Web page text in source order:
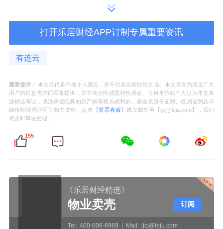
反映半导体核心产业上市公司证券的整体表
现。
数据显示，截至2025年5月30日，中证半导体
产业指数(931865)前十大权重股分别为
创(002371)、中微公司(688012)、中芯国际
(688981)、海光信息(688041)、豪威集团
(603501)、南大光电(300346)、华海清科
(300604)、安集科技
(688019)，前十大权重股
（文中个股仅作示例，不构成实际投资建议。
基金有风险，投资需谨慎。）
打开乐居财经APP订制专属重要资讯
有连云
重要提示： 本文仅代表作者个人观点，并不代表乐居财经立场。本文旨在为满足广大
用户的信息需求而采集提供，并非商业性或盈利性用途。任何单位或个人认为本文来
源标注有误，或涉嫌侵犯其知识产权等相关权利的，请提供身份证明、权属证明及详
细侵权情况证明等相关资料，点击【联系客服 】或发邮件至【ljcj@leju.com】，我们
将及时审核处理。
155
《乐居财经精选》
物业卖壳
Tel: 400-606-6969 Mail: ljcj@leju.com
订阅